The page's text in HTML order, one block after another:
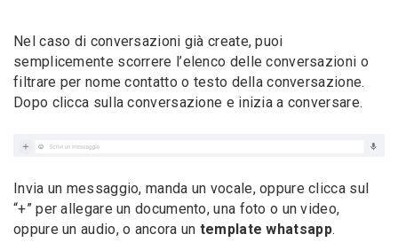
Nel caso di conversazioni già create, puoi
semplicemente scorrere l’elenco delle conversazioni o
filtrare per nome contatto o testo della conversazione.
Dopo clicca sulla conversazione e inizia a conversare.
Invia un messaggio, manda un vocale, oppure clicca sul
“+” per allegare un documento, una foto o un video,
oppure un audio, o ancora un template whatsapp.